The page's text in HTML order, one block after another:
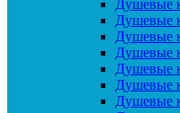
Душевые
Душевые
Душевые
Душевые
Душевые
Душевые
Душевые